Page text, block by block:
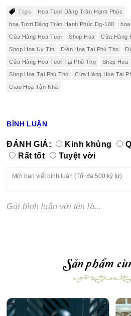
Tags Hoa Tươi Dâng Tràn Hạnh Phúc
hoa Tươi Dâng Tràn Hạnh Phúc Dg-100
Cửa Hàng Hoa Tươi Shop Hoa Cửa Hàng
Shop Hoa Uy Tín Điện Hoa Tại Phú Thọ
Cửa Hàng Hoa Tươi Tại Phú Thọ Shop Hoa
Shop Hoa Tại Phú Thọ Cửa Hàng Hoa Tại
Giao Hoa Tận Nhà
BÌNH LUẬN
ĐÁNH GIÁ: Kinh khủng
Rất tốt
Tuyệt vời
Gửi bình luận với tên là...
Sản phẩm